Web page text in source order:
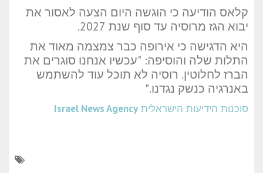
קלאס הודיעה כי הוגשה היום הצעה לאסור את
יבוא הגז מרוסיה עד סוף שנת 2027.
היא הדגישה כי אירופה כבר צמצמה מאוד את
התלות שלה והוסיפה: "עכשיו אנחנו סוגרים את
הברז לחלוטין. רוסיה לא תוכל עוד להשתמש
באנרגיה כנשק נגדנו."
סוכנות הידיעות הישראלית Israel News Agency